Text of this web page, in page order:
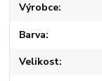
Výrobce
Barva
Velikost